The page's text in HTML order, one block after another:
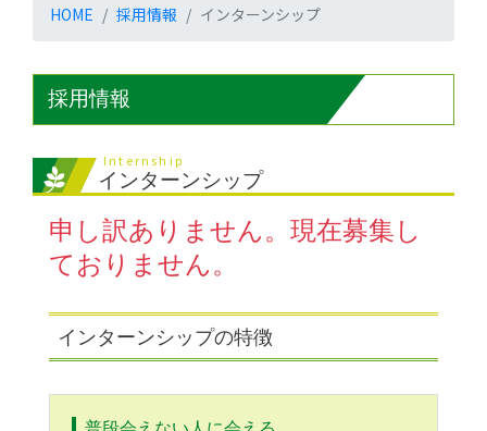
HOME 採用情報 インターンシップ
採用情報
Internship
インターンシップ
申し訳ありません。現在募集し
ておりません。
インターンシップの特徴